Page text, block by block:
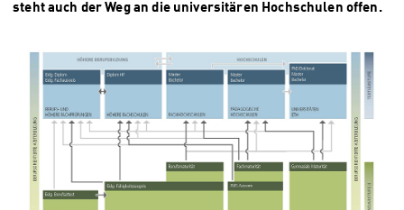
steht auch der Weg an die universitären Hochschulen offen.